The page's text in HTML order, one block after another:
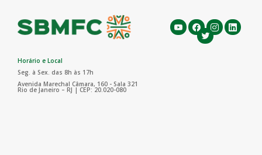
Horário e Local
Seg. à Sex. das 8h às 17h
Avenida Marechal Câmara, 160 - Sala 321
Rio de Janeiro – RJ | CEP: 20.020-080